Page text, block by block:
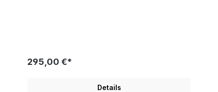
Museumsglas enthalten. "Bohemian Rhapsody",
"Radio Ga Ga", ... - Freddie Mercury war ein König
295,00 €*
Details